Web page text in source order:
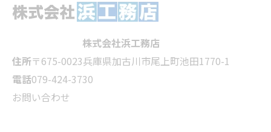
株式会社浜工務店
住所〒675-0023兵庫県加古川市尾上町池田1770-1
電話079-424-3730
お問い合わせ